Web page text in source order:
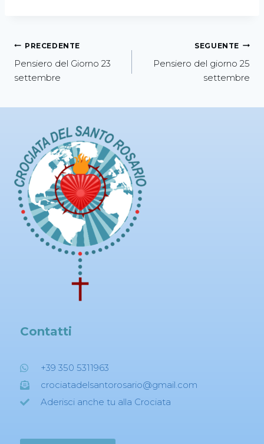
PRECEDENTE
Pensiero del Giorno 23
settembre
SEGUENTE
Pensiero del giorno 25
settembre
Contatti
+39 350 5311963
crociatadelsantorosario@gmail.com
Aderisci anche tu alla Crociata